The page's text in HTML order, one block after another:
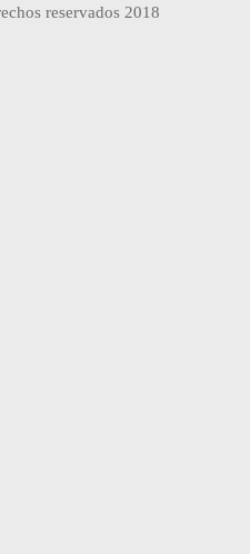
reservados 2018